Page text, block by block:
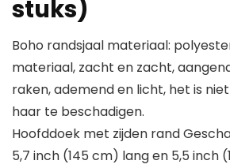
stuks)
Boho randsjaal materiaal:
materiaal, zacht en zacht,
raken, ademend en licht, het is
haar te beschadigen.
Hoofddoek met zijden rand
5,7 inch (145 cm) lang en 5,5 inch